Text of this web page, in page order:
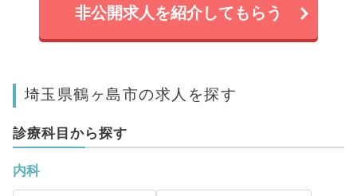
非公開求人を紹介してもらう
埼玉県鶴ヶ島市の求人を探す
診療科目から探す
内科